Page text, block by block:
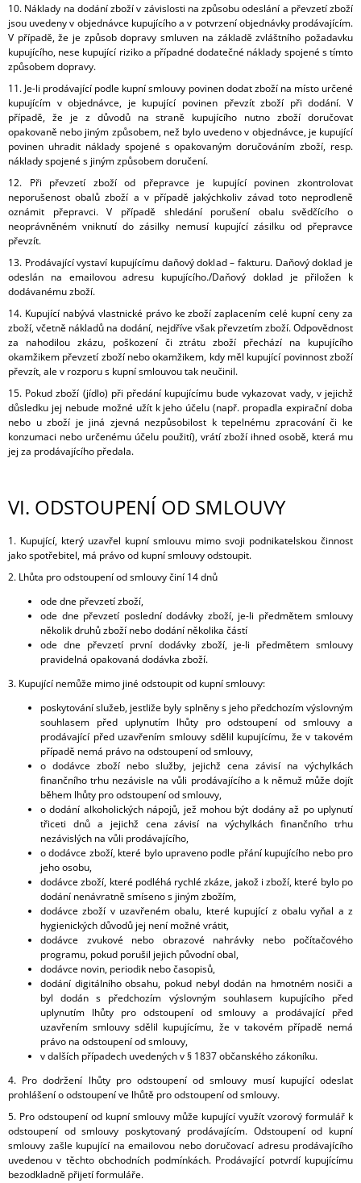
10. Náklady na dodání zboží v závislosti na způsobu odeslání a převzetí zboží
jsou uvedeny v objednávce kupujícího a v potvrzení objednávky prodávajícím.
V případě, že je způsob dopravy smluven na základě zvláštního požadavku
kupujícího, nese kupující riziko a případné dodatečné náklady spojené s tímto
způsobem dopravy.
11. Je-li prodávající podle kupní smlouvy povinen dodat zboží na místo určené
kupujícím v objednávce, je kupující povinen převzít zboží při dodání. V
případě, že je z důvodů na straně kupujícího nutno zboží doručovat
opakovaně nebo jiným způsobem, než bylo uvedeno v objednávce, je kupující
povinen uhradit náklady spojené s opakovaným doručováním zboží, resp.
náklady spojené s jiným způsobem doručení.
12. Při převzetí zboží od přepravce je kupující povinen zkontrolovat
neporušenost obalů zboží a v případě jakýchkoliv závad toto neprodleně
oznámit přepravci. V případě shledání porušení obalu svědčícího o
neoprávněném vniknutí do zásilky nemusí kupující zásilku od přepravce
převzít.
13. Prodávající vystaví kupujícímu daňový doklad – fakturu. Daňový doklad je
odeslán na emailovou adresu kupujícího./Daňový doklad je přiložen k
dodávanému zboží.
14. Kupující nabývá vlastnické právo ke zboží zaplacením celé kupní ceny za
zboží, včetně nákladů na dodání, nejdříve však převzetím zboží. Odpovědnost
za nahodilou zkázu, poškození či ztrátu zboží přechází na kupujícího
okamžikem převzetí zboží nebo okamžikem, kdy měl kupující povinnost zboží
převzít, ale v rozporu s kupní smlouvou tak neučinil.
15. Pokud zboží (jídlo) při předání kupujícímu bude vykazovat vady, v jejichž
důsledku jej nebude možné užít k jeho účelu (např. propadla expirační doba
nebo u zboží je jiná zjevná nezpůsobilost k tepelnému zpracování či ke
konzumaci nebo určenému účelu použití), vrátí zboží ihned osobě, která mu
jej za prodávajícího předala.
VI. ODSTOUPENÍ OD SMLOUVY
1. Kupující, který uzavřel kupní smlouvu mimo svoji podnikatelskou činnost
jako spotřebitel, má právo od kupní smlouvy odstoupit.
2. Lhůta pro odstoupení od smlouvy činí 14 dnů
ode dne převzetí zboží,
ode dne převzetí poslední dodávky zboží, je-li předmětem smlouvy
několik druhů zboží nebo dodání několika částí
ode dne převzetí první dodávky zboží, je-li předmětem smlouvy
pravidelná opakovaná dodávka zboží.
3. Kupující nemůže mimo jiné odstoupit od kupní smlouvy:
poskytování služeb, jestliže byly splněny s jeho předchozím výslovným
souhlasem před uplynutím lhůty pro odstoupení od smlouvy a
prodávající před uzavřením smlouvy sdělil kupujícímu, že v takovém
případě nemá právo na odstoupení od smlouvy,
o dodávce zboží nebo služby, jejichž cena závisí na výchylkách
finančního trhu nezávisle na vůli prodávajícího a k němuž může dojít
během lhůty pro odstoupení od smlouvy,
o dodání alkoholických nápojů, jež mohou být dodány až po uplynutí
třiceti dnů a jejichž cena závisí na výchylkách finančního trhu
nezávislých na vůli prodávajícího,
o dodávce zboží, které bylo upraveno podle přání kupujícího nebo pro
jeho osobu,
dodávce zboží, které podléhá rychlé zkáze, jakož i zboží, které bylo po
dodání nenávratně smíseno s jiným zbožím,
dodávce zboží v uzavřeném obalu, které kupující z obalu vyňal a z
hygienických důvodů jej není možné vrátit,
dodávce zvukové nebo obrazové nahrávky nebo počítačového
programu, pokud porušil jejich původní obal,
dodávce novin, periodik nebo časopisů,
dodání digitálního obsahu, pokud nebyl dodán na hmotném nosiči a
byl dodán s předchozím výslovným souhlasem kupujícího před
uplynutím lhůty pro odstoupení od smlouvy a prodávající před
uzavřením smlouvy sdělil kupujícímu, že v takovém případě nemá
právo na odstoupení od smlouvy,
v dalších případech uvedených v § 1837 občanského zákoníku.
4. Pro dodržení lhůty pro odstoupení od smlouvy musí kupující odeslat
prohlášení o odstoupení ve lhůtě pro odstoupení od smlouvy.
5. Pro odstoupení od kupní smlouvy může kupující využít vzorový formulář k
odstoupení od smlouvy poskytovaný prodávajícím. Odstoupení od kupní
smlouvy zašle kupující na emailovou nebo doručovací adresu prodávajícího
uvedenou v těchto obchodních podmínkách. Prodávající potvrdí kupujícímu
bezodkladně přijetí formuláře.